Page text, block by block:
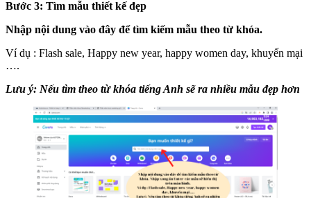
Bước 3: Tìm mẫu thiết kế đẹp
Nhập nội dung vào đây để tìm kiếm mẫu theo từ khóa.
Ví dụ : Flash sale, Happy new year, happy women day, khuyến mại
….
Lưu ý: Nếu tìm theo từ khóa tiếng Anh sẽ ra nhiều mẫu đẹp hơn